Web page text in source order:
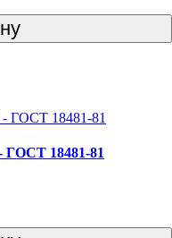
ГОСТ 18481-81